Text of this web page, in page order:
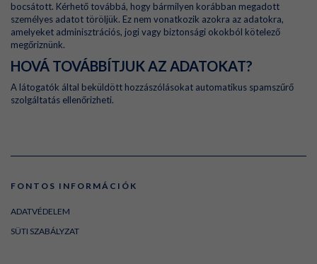
bocsátott. Kérhető továbbá, hogy bármilyen korábban megadott
személyes adatot töröljük. Ez nem vonatkozik azokra az adatokra,
amelyeket adminisztrációs, jogi vagy biztonsági okokból kötelező
megőriznünk.
HOVÁ TOVÁBBÍTJUK AZ ADATOKAT?
A látogatók által beküldött hozzászólásokat automatikus spamszűrő
szolgáltatás ellenőrizheti.
FONTOS INFORMÁCIÓK
ADATVÉDELEM
SÜTI SZABÁLYZAT